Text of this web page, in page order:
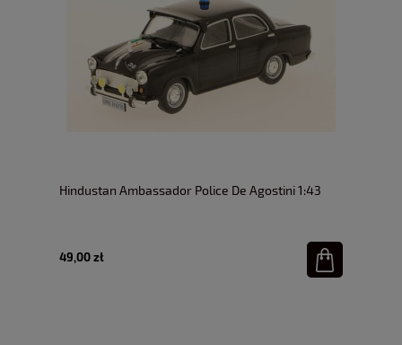
Hindustan Ambassador Police De Agostini 1:43
49,00 zł